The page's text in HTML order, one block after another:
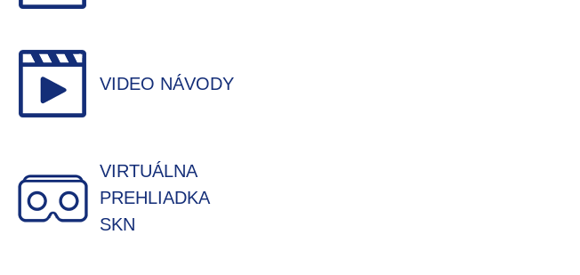
VIDEO NÁVODY
VIRTUÁLNA
PREHLIADKA
SKN